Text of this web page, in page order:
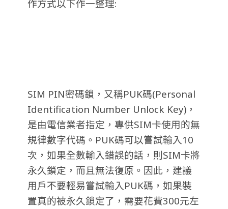
作方式以下作一整理:
SIM PIN密碼鎖，又稱PUK碼(Personal
Identification Number Unlock Key)，
是由電信業者指定，專供SIM卡使用的無
規律數字代碼。PUK碼可以嘗試輸入10
次，如果全數輸入錯誤的話，則SIM卡將
永久鎖定，而且無法復原。因此，建議
用戶不要輕易嘗試輸入PUK碼，如果裝
置真的被永久鎖定了，需要花費300元左